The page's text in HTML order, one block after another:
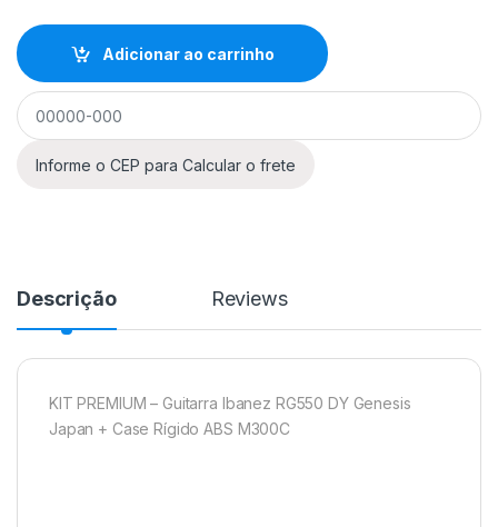
Adicionar ao carrinho
Descrição Reviews
KIT PREMIUM – Guitarra Ibanez RG550 DY Genesis
Japan + Case Rígido ABS M300C